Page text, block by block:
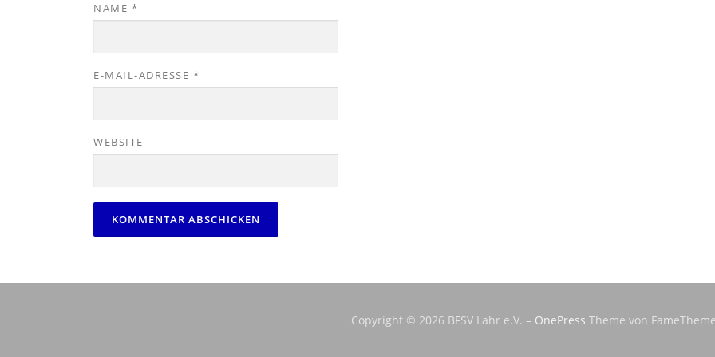
NAME *
E-MAIL-ADRESSE *
WEBSITE
Copyright © 2026 BFSV Lahr e.V. – OnePress Theme von